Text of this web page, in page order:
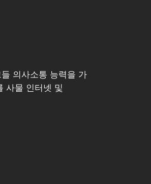
의사소통 능력을 가
사물 인터넷 및